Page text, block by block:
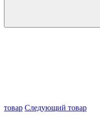
товар Следующий товар